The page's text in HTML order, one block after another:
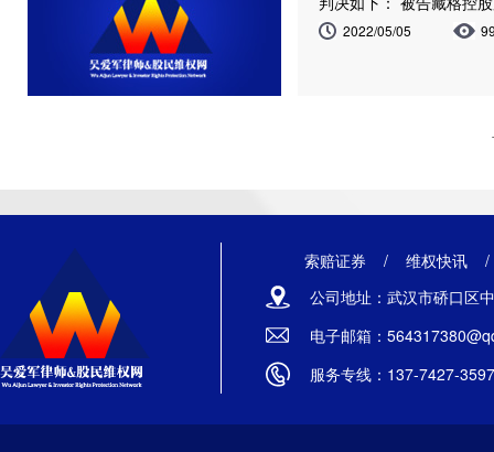
2022/05/05
索赔证券 / 维权快讯
公司地址：武汉市硚口区
电子邮箱：
服务专线：137-7427-3597